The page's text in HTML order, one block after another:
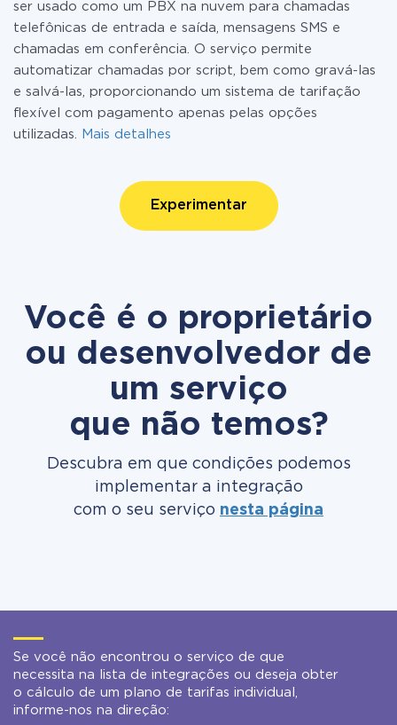
ser usado como um PBX na nuvem para chamadas
telefônicas de entrada e saída, mensagens SMS e
chamadas em conferência. O serviço permite
automatizar chamadas por script, bem como gravá-las
e salvá-las, proporcionando um sistema de tarifação
flexível com pagamento apenas pelas opções
utilizadas.
Mais detalhes
Experimentar
Você é o proprietário
ou desenvolvedor de
um serviço
que não temos?
Descubra em que condições podemos
implementar a integração
com o seu serviço nesta página
Se você não encontrou o serviço de que
necessita na lista de integrações ou deseja obter
o cálculo de um plano de tarifas individual,
informe-nos na direção: